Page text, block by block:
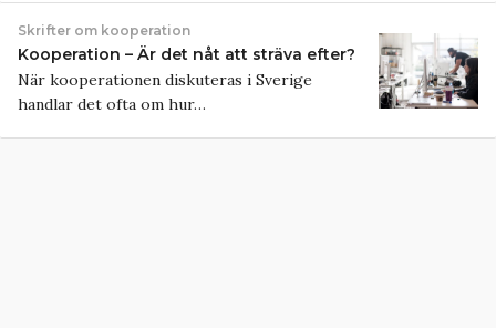
Skrifter om kooperation
Kooperation – Är det nåt att sträva efter?
När kooperationen diskuteras i Sverige
handlar det ofta om hur…